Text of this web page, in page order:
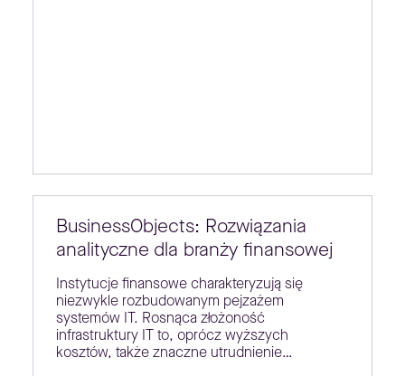
BusinessObjects: Rozwiązania
analityczne dla branży finansowej
Instytucje finansowe charakteryzują się
niezwykle rozbudowanym pejzażem
systemów IT. Rosnąca złożoność
infrastruktury IT to, oprócz wyższych
kosztów, także znaczne utrudnienie…